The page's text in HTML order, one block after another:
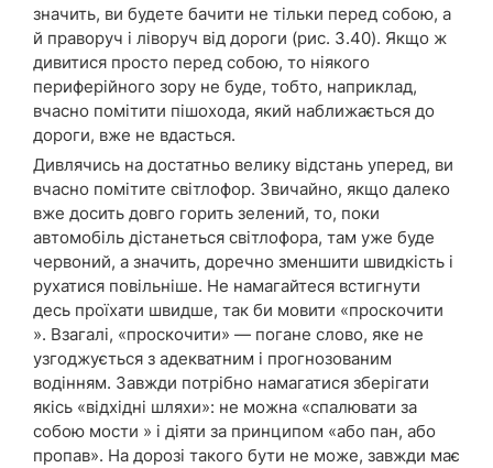
значить, ви будете бачити не тільки перед собою, а
й праворуч і ліворуч від дороги (рис. 3.40). Якщо ж
дивитися просто перед собою, то ніякого
периферійного зору не буде, тобто, наприклад,
вчасно помітити пішохода, який наближається до
дороги, вже не вдасться.
Дивлячись на достатньо велику відстань уперед, ви
вчасно помітите світлофор. Звичайно, якщо далеко
вже досить довго горить зелений, то, поки
автомобіль дістанеться світлофора, там уже буде
червоний, а значить, доречно зменшити швидкість і
рухатися повільніше. Не намагайтеся встигнути
десь проїхати швидше, так би мовити «проскочити
». Взагалі, «проскочити» — погане слово, яке не
узгоджується з адекватним і прогнозованим
водінням. Завжди потрібно намагатися зберігати
якісь «відхідні шляхи»: не можна «спалювати за
собою мости » і діяти за принципом «або пан, або
пропав». На дорозі такого бути не може, завжди має